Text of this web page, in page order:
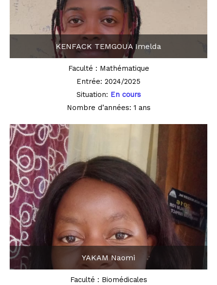
KENFACK TEMGOUA Imelda
Faculté : Mathématique
Entrée: 2024/2025
Situation: En cours
Nombre d’années: 1 ans
YAKAM Naomi
Faculté : Biomédicales